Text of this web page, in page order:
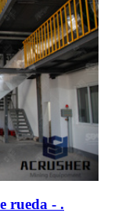
rueda - .